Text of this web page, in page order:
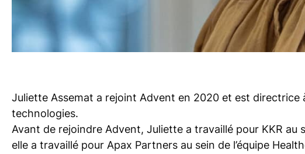
Juliette Assemat a rejoint Advent en 2020 et est
technologies.
Avant de rejoindre Advent, Juliette a travaillé pour KKR au
elle a travaillé pour Apax Partners au sein de l’équipe